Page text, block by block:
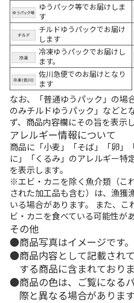
ゆうパック等でお届けしま
す
チルドゆうパックでお届け
します
冷凍ゆうパックでお届けし
ます。
佐川急便でのお届けとなり
ます
なお、「普通ゆうパック」の場
のみチルドゆうパック」などと
ず、商品内容欄にその旨を表示
アレルギー情報について
商品に「小麦」「そば」「卵」
に」「くるみ」のアレルギー特
を表示します。
※エビ・カニを除く魚介類（こ
された加工品も含む）は、漁獲
いる場合があります。 また、
ビ・カニを食べている可能性が
その他
商品写真はイメージです。
商品内容として記載され
する商品に含まれておりま
商品の色は、ご覧になる
際と異なる場合があります